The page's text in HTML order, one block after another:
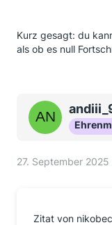
Kurz gesagt: du
als ob es null
27. September 2025
Zitat von